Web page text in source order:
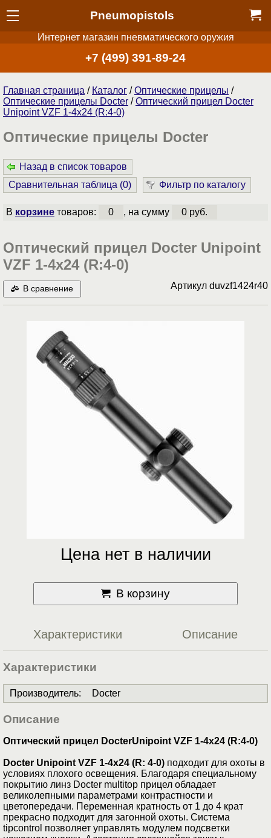
Pneumopistols
Интернет магазин пневматического оружия
+7 (499) 391-89-24
Главная страница / Каталог /Оптические прицелы /
Оптические прицелы Docter /Оптический прицел Docter
Unipoint VZF 1-4x24 (R:4-0)
Оптические прицелы Docter
Назад в список товаров
Сравнительная таблица (0) Фильтр по каталогу
В корзинетоваров: 0 , на сумму 0 руб.
Оптический прицел Docter Unipoint
VZF 1-4x24 (R:4-0)
В сравнение Артикул duvzf1424r40
Цена нет в наличии
В корзину
Характеристики Описание
Характеристики
Производитель: Docter
Описание
Оптический прицел DocterUnipoint VZF 1-4x24 (R:4-0)
Docter Unipoint VZF 1-4x24 (R: 4-0) подходит для охоты в
условиях плохого освещения. Благодаря специальному
покрытию линз Docter multitop прицел обладает
великолепными параметрами контрастности и
цветопередачи. Переменная кратность от 1 до 4 крат
прекрасно подходит для загонной охоты. Система
tipcontrol позволяет управлять модулем подсветки